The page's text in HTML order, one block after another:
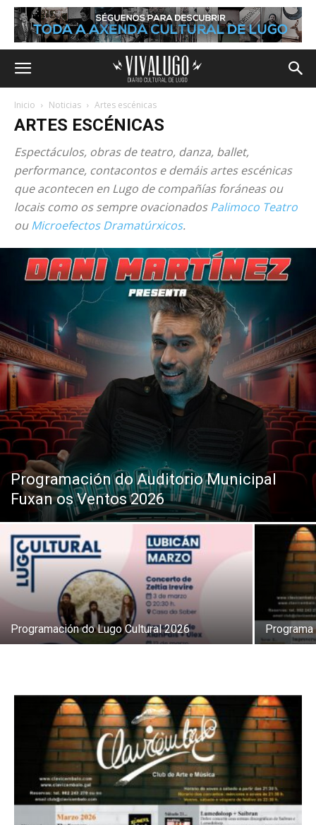
Inicio Noticias Artes escénicas
ARTES ESCÉNICAS
Espectáculos, obras de teatro, danza, ballet,
performance, contacontos e demáis artes escénicas
que acontecen en Lugo de compañías foráneas ou
locais como os sempre ovacionadosPalimoco Teatro
ouMicroefectos Dramatúrxicos.
Programación do Auditorio Municipal
Fuxan os Ventos 2026
Programación do Lugo Cultural 2026